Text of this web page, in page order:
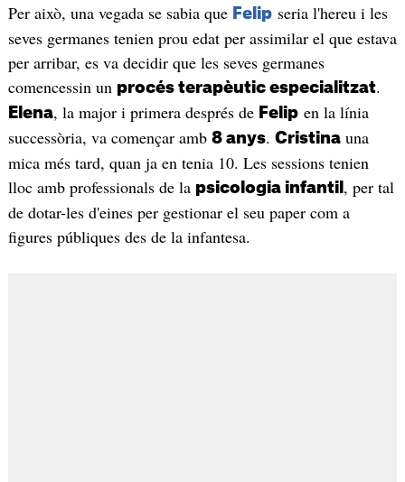
Per això, una vegada se sabia que Felipseria l'hereu i les
seves germanes tenien prou edat per assimilar el que estava
per arribar, es va decidir que les seves germanes
comencessin un procés terapèutic especialitzat.
Elena, la major i primera després de Felipen la línia
successòria, va començar amb 8 anys. Cristinauna
mica més tard, quan ja en tenia 10. Les sessions tenien
lloc amb professionals de la psicologia infantil , per tal
de dotar-les d'eines per gestionar el seu paper com a
figures públiques des de la infantesa.